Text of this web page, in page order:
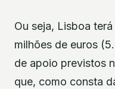
Ou seja, Lisboa
milhões de euros
de apoio previstos
que, como consta